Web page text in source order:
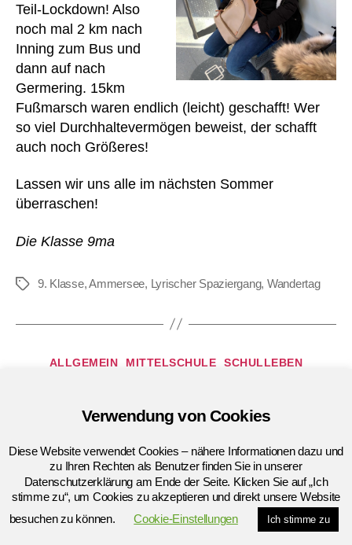
Teil-Lockdown! Also
noch mal 2 km nach
Inning zum Bus und
dann auf nach
Germering. 15km
Fußmarsch waren endlich (leicht) geschafft! Wer
so viel Durchhaltevermögen beweist, der schafft
auch noch Größeres!
Lassen wir uns alle im nächsten Sommer
überraschen!
Die Klasse 9ma
Schlagwörter
9. Klasse,Ammersee, Lyrischer Spaziergang, Wandertag
Kategorien
ALLGEMEIN MITTELSCHULE SCHULLEBEN
Wandertag der 6a/6b
Einen Bericht über den Wanderttag der 6a/6b
finden Sie in folgendem PDF:
Verwendung von Cookies
Diese Website verwendet Cookies – nähere Informationen dazu und
zu Ihren Rechten als Benutzer finden Sie in unserer
Datenschutzerklärung am Ende der Seite. Klicken Sie auf „Ich
stimme zu“, um Cookies zu akzeptieren und direkt unsere Website
besuchen zu können.
Cookie-Einstellungen Ich stimme zu